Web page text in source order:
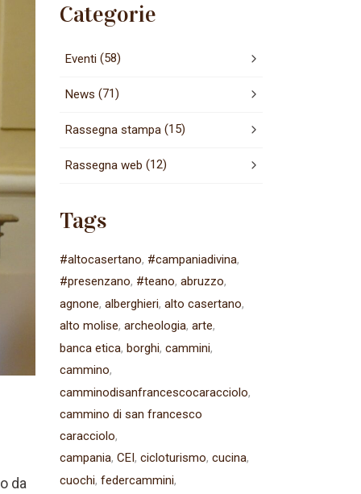
da
Categorie
Eventi (58)
News (71)
Rassegna stampa(15)
Rassegna web (12)
Tags
#altocasertano #campaniadivina
#presenzano #teano abruzzo
agnone alberghieri alto casertano
alto molise archeologia arte
banca etica borghi cammini
cammino
camminodisanfrancescocaracciolo
cammino di san francesco
caracciolo
campania CEI cicloturismo cucina
cuochi federcammini